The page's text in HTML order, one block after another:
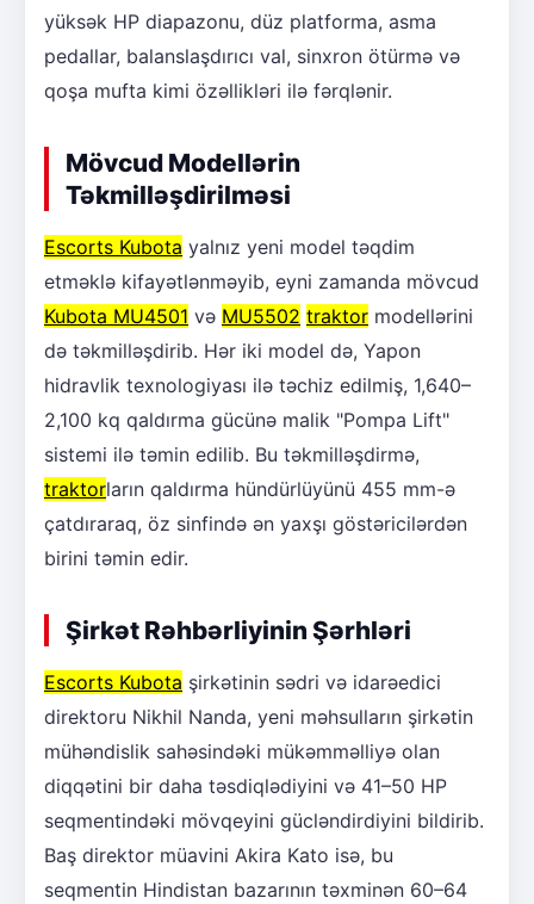
yüksək HP diapazonu, düz platforma, asma
pedallar, balanslaşdırıcı val, sinxron ötürmə və
qoşa mufta kimi özəllikləri ilə fərqlənir.
Mövcud Modellərin
Təkmilləşdirilməsi
Escorts Kubota yalnız yeni model təqdim
etməklə kifayətlənməyib, eyni zamanda mövcud
Kubota MU4501 və MU5502 traktor modellərini
də təkmilləşdirib. Hər iki model də, Yapon
hidravlik texnologiyası ilə təchiz edilmiş, 1,640–
2,100 kq qaldırma gücünə malik "Pompa Lift"
sistemi ilə təmin edilib. Bu təkmilləşdirmə,
traktorların qaldırma hündürlüyünü 455 mm-ə
çatdıraraq, öz sinfində ən yaxşı göstəricilərdən
birini təmin edir.
Şirkət Rəhbərliyinin Şərhləri
Escorts Kubota şirkətinin sədri və idarəedici
direktoru Nikhil Nanda, yeni məhsulların şirkətin
mühəndislik sahəsindəki mükəmməlliyə olan
diqqətini bir daha təsdiqlədiyini və 41–50 HP
seqmentindəki mövqeyini gücləndirdiyini bildirib.
Baş direktor müavini Akira Kato isə, bu
seqmentin Hindistan bazarının təxminən 60–64